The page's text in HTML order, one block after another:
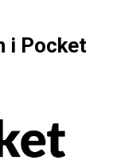
i Pocket